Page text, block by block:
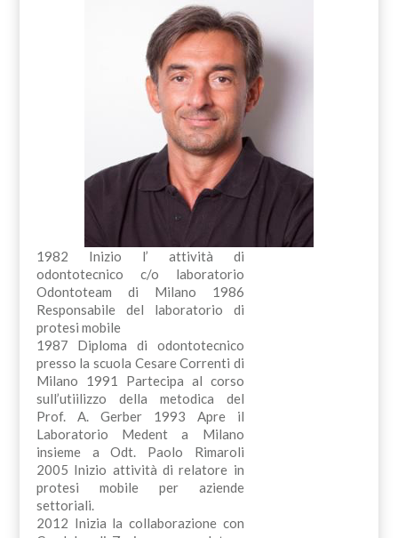
1982 Inizio l’ attività di
odontotecnico c/o laboratorio
Odontoteam di Milano 1986
Responsabile del laboratorio di
protesi mobile
1987 Diploma di odontotecnico
presso la scuola Cesare Correnti di
Milano 1991 Partecipa al corso
sull’utiilizzo della metodica del
Prof. A. Gerber 1993 Apre il
Laboratorio Medent a Milano
insieme a Odt. Paolo Rimaroli
2005 Inizio attività di relatore in
protesi mobile per aziende
settoriali.
2012 Inizia la collaborazione con